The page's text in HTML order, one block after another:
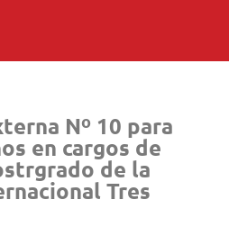
Nº 10 para
en cargos de
de la
Tres